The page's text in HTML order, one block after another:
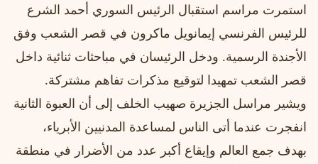
استمرت مراسم استقبال الرئيس السوري أحمد الشرع
للرئيس الفرنسي إيمانويل ماكرون في قصر الشعب وفق
الأجندة الرسمية. ودخل الرئيسان في مباحثات ثنائية داخل
قصر الشعب تمهيدا لتوقيع مذكرات تفاهم مشتركة.
ويشير مراسل الجزيرة صهيب الخلف إلى أن العبوة الثانية
انفجرت عندما أتى الناس لمساعدة المدنيين الأبرياء،
بهدف جمع العالم وإيقاع أكبر عدد من الأضرار في منطقة